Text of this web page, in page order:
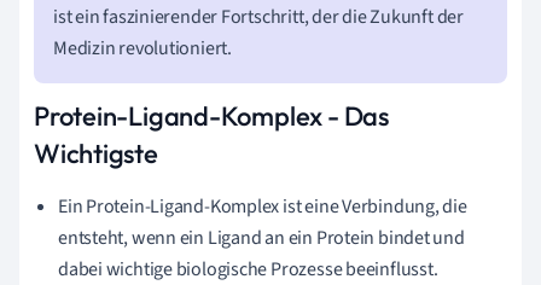
ist ein faszinierender Fortschritt, der die Zukunft der
Medizin revolutioniert.
Protein-Ligand-Komplex - Das
Wichtigste
Ein Protein-Ligand-Komplex ist eine Verbindung, die
entsteht, wenn ein Ligand an ein Protein bindet und
dabei wichtige biologische Prozesse beeinflusst.